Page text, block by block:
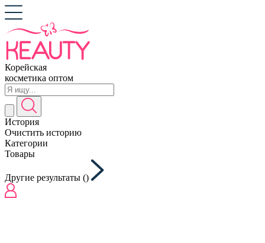
Корейская
косметика оптом
История
Очистить историю
Категории
Товары
Другие результаты ()